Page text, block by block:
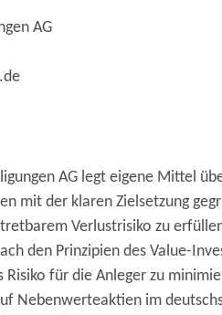
AG
AG legt eigene Mittel
mit der klaren Zielsetzung
Verlustrisiko zu
den Prinzipien des Value-
Risiko für die Anleger zu
Nebenwerteaktien im